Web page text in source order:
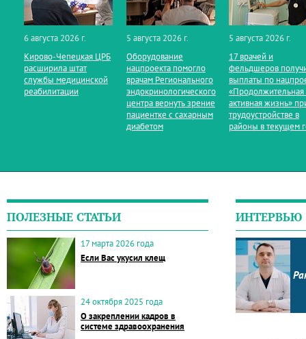
6 августа 2026 г.
Кирово‑Чепецкая ЦРБ
расширила штат
службы медицинской
реабилитации
5 августа 2026 г.
Оборудование
нацпроекта помогло
врачам Регионального
эндокринологического
центра вернуть зрение
пациентке с сахарным
диабетом
5 августа 2026 г.
17 врачей и
фельдшеров
выплаты по
«Продолжительная
активная жизнь»
трудоустройстве в
районы в текущем
ПОЛЕЗНЫЕ СТАТЬИ
17 марта 2026 года
Если Вас укусил клещ
24 октября 2025 года
О закреплении кадров в
системе здравоохранения
ИНТЕРВЬЮ